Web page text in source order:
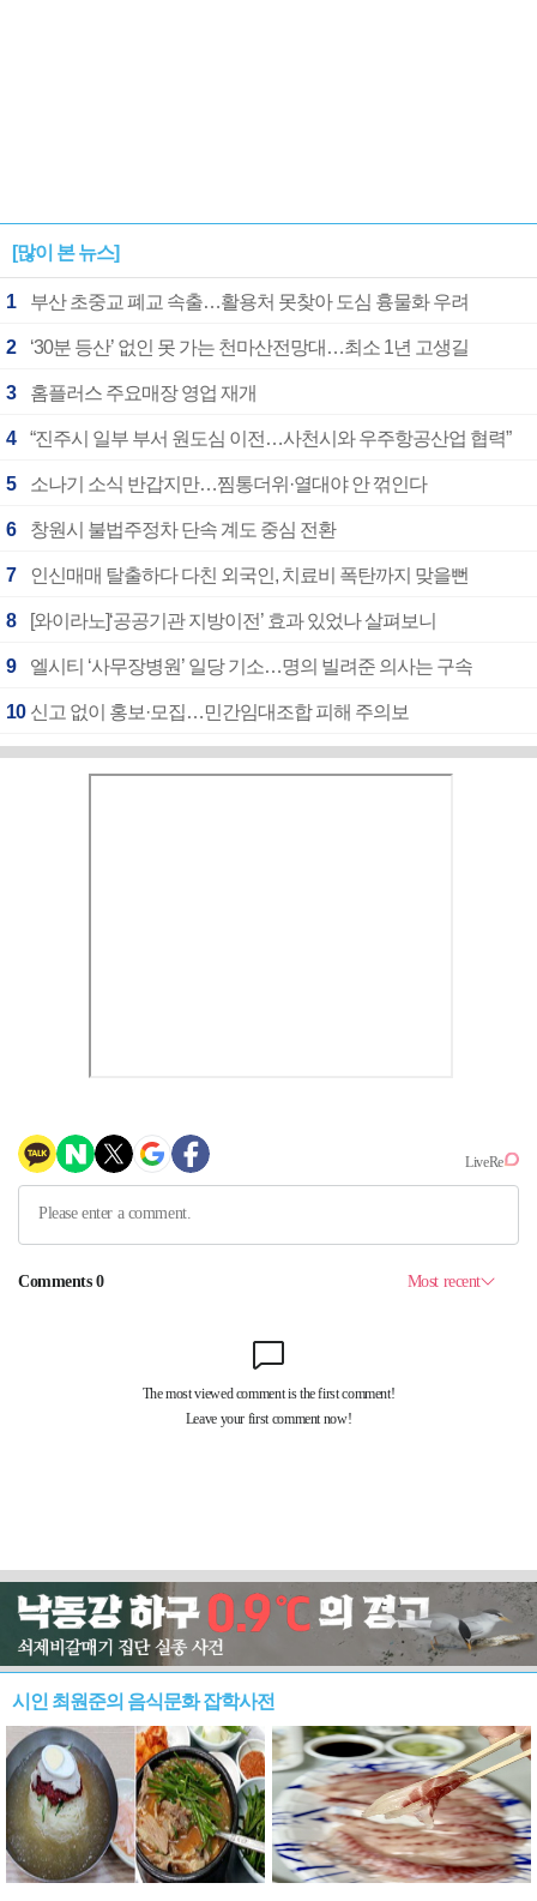
[많이 본 뉴스]
1 부산 초중교 폐교 속출…활용처 못찾아 도심 흉물화 우려
2 ‘30분 등산’ 없인 못 가는 천마산전망대…최소 1년 고생길
3 홈플러스 주요매장 영업 재개
4 “진주시 일부 부서 원도심 이전…사천시와 우주항공산업 협력”
5 소나기 소식 반갑지만…찜통더위·열대야 안 꺾인다
6 창원시 불법주정차 단속 계도 중심 전환
7 인신매매 탈출하다 다친 외국인, 치료비 폭탄까지 맞을뻔
8 [와이라노]‘공공기관 지방이전’ 효과 있었나 살펴보니
9 엘시티 ‘사무장병원’ 일당 기소…명의 빌려준 의사는 구속
10 신고 없이 홍보·모집…민간임대조합 피해 주의보
시인 최원준의 음식문화 잡학사전